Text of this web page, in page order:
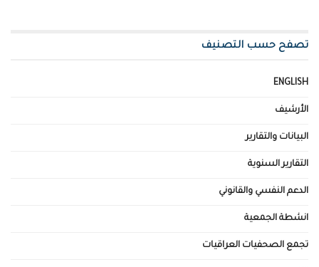
تصفح حسب التصنيف
ENGLISH
الأرشيف
البيانات والتقارير
التقارير السنوية
الدعم النفسي والقانوني
انشطة الجمعية
تجمع الصحفيات العراقيات